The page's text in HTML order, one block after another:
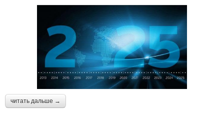
читать дальше →